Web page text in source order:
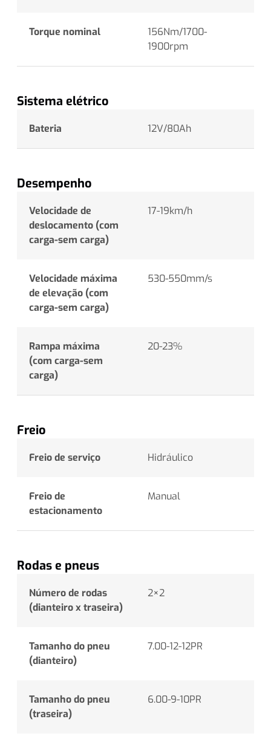
Torque nominal
156Nm/1700-
1900rpm
Sistema elétrico
Bateria 12V/80Ah
Desempenho
Velocidade de
deslocamento (com
carga-sem carga)
17-19km/h
Velocidade máxima
de elevação (com
carga-sem carga)
530-550mm/s
Rampa máxima
(com carga-sem
carga)
20-23%
Freio
Freio de serviço Hidráulico
Freio de
estacionamento
Manual
Rodas e pneus
Número de rodas
(dianteiro x traseira)
2×2
Tamanho do pneu
(dianteiro)
7.00-12-12PR
Tamanho do pneu
(traseira)
6.00-9-10PR